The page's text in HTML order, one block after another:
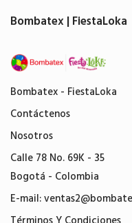
Bombatex - FiestaLoka
Contáctenos
Nosotros
Calle 78 No. 69K - 35
Bogotá - Colombia
E-mail:
Bombatex | FiestaLoka